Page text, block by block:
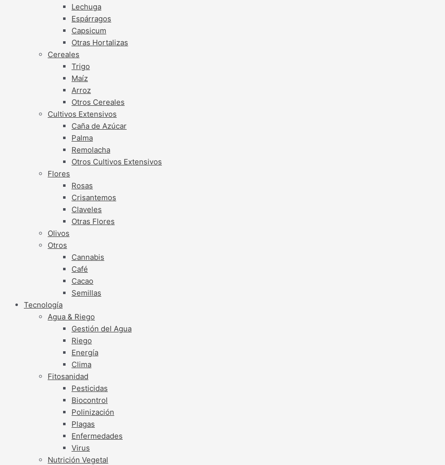
Lechuga
Espárragos
Capsicum
Otras Hortalizas
Cereales
Trigo
Maíz
Arroz
Otros Cereales
Cultivos Extensivos
Caña de Azúcar
Palma
Remolacha
Otros Cultivos Extensivos
Flores
Rosas
Crisantemos
Claveles
Otras Flores
Olivos
Otros
Cannabis
Café
Cacao
Semillas
Tecnología
Agua & Riego
Gestión del Agua
Riego
Energía
Clima
Fitosanidad
Pesticidas
Biocontrol
Polinización
Plagas
Enfermedades
Virus
Nutrición Vegetal